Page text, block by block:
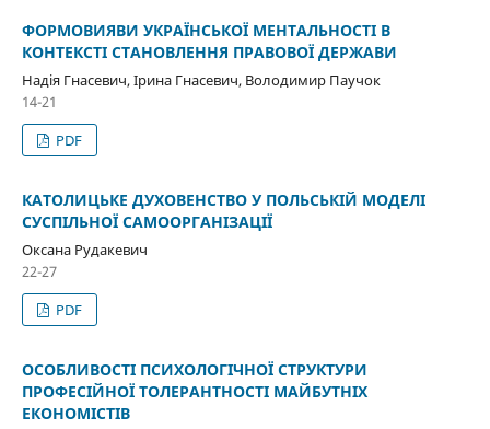
ФОРМОВИЯВИ УКРАЇНСЬКОЇ МЕНТАЛЬНОСТІ В
КОНТЕКСТІ СТАНОВЛЕННЯ ПРАВОВОЇ ДЕРЖАВИ
Надія Гнасевич, Ірина Гнасевич, Володимир Паучок
14-21
PDF
КАТОЛИЦЬКЕ ДУХОВЕНСТВО У ПОЛЬСЬКІЙ МОДЕЛІ
СУСПІЛЬНОЇ САМООРГАНІЗАЦІЇ
Оксана Рудакевич
22-27
PDF
ОСОБЛИВОСТІ ПСИХОЛОГІЧНОЇ СТРУКТУРИ
ПРОФЕСІЙНОЇ ТОЛЕРАНТНОСТІ МАЙБУТНІХ
ЕКОНОМІСТІВ